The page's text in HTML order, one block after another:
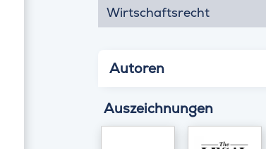
Wirtschaftsrecht
Autoren
Auszeichnungen